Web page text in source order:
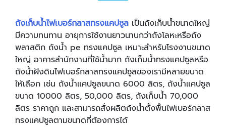
ถังเก็บน้ำไฟเบอร์กลาสทรงแคปซูล เป็นถังเก็บน้ำขนาดใหญ่
มีความทนทาน อายุการใช้งานยาวนานกว่าถังโลหะหรือถัง
พลาสติก ถังน้ำ pe ทรงแคปซูล เหมาะสำหรับโรงงานขนาด
ใหญ่ อาคารสำนักงานที่ใช้น้ำมาก ถังเก็บน้ำทรงแคปซูลหรือ
ถังน้ำฝังดินไฟเบอร์กลาสทรงแคปซูลของเรามีหลายขนาด
ให้เลือก เช่น ถังน้ำแคปซูลขนาด 6000 ลิตร, ถังน้ำแคปซูล
ขนาด 10000 ลิตร, 50,000 ลิตร, ถังเก็บน้ำ 70,000
ลิตร ราคาถูก และสามารถสั่งผลิตถ้งน้ำตั้งพื้นไฟเบอร์กลาส
ทรงแคปซูลตามขนาดที่ต้องการได้